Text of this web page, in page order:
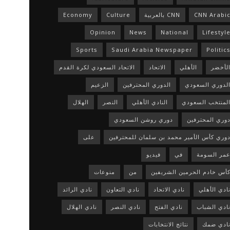
CNN Arabic CNN بالعربية Culture
Economy
Lifestyle
National
News
Opinion
Politics
Saudi Arabia Newspaper
Sports
الأخضر الأهلي الاتحاد الاتحاد السعودي لكرة القدم
الدوري السعودي الدوري المحترفين الزعيم
المنتخب السعودي النادي الأهلي النصر الهلال
دوري المحترفين دوري روشن السعودي
دوري كأس الأمير محمد بن سلمان للمحترفين على
عمر السومة في فيديو
كأس خادم الحرمين الشريفين من منوعات
نادي الأهلي نادي الاتحاد نادي التعاون نادي الرائد
نادي الشباب نادي الفتح نادي النصر نادي الهلال
نادي ضمك نتائج الانتخابات